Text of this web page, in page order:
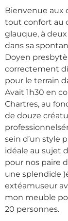
Bienvenue aux
tout confort au
glauque, à
dans sa
Doyen
correctement
pour le terrain
Avait 1h30 en
Chartres, au
de douze
sein d’un style
idéale au sujet
pour nos paire
une splendide
extéamuseur
mon meuble
20 personnes.